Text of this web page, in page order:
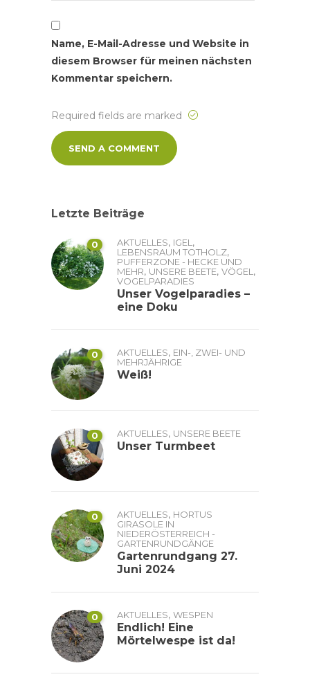
Name, E-Mail-Adresse und Website in
diesem Browser für meinen nächsten
Kommentar speichern.
Required fields are marked
Letzte Beiträge
0 AKTUELLES, IGEL ,
LEBENSRAUM TOTHOLZ,
PUFFERZONE - HECKE UND
MEHR, UNSERE BEETE, VÖGEL ,
VOGELPARADIES
Unser Vogelparadies –
eine Doku
0 AKTUELLES, EIN-, ZWEI- UND
MEHRJÄHRIGE
Weiß!
0 AKTUELLES, UNSERE BEETE
Unser Turmbeet
0 AKTUELLES, HORTUS
GIRASOLE IN
NIEDERÖSTERREICH -
GARTENRUNDGÄNGE
Gartenrundgang 27.
Juni 2024
0 AKTUELLES, WESPEN
Endlich! Eine
Mörtelwespe ist da!